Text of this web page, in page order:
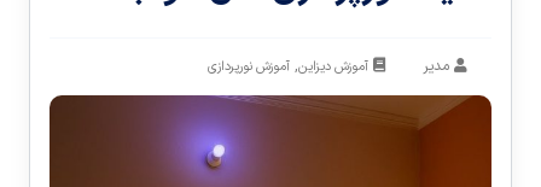
مدیر آموزش دیزاین,آموزش نورپردازی